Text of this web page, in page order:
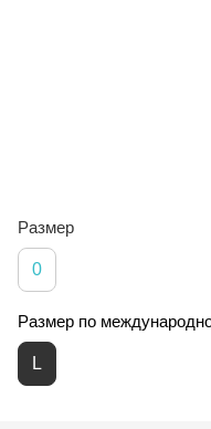
Размер
0
Размер по
L